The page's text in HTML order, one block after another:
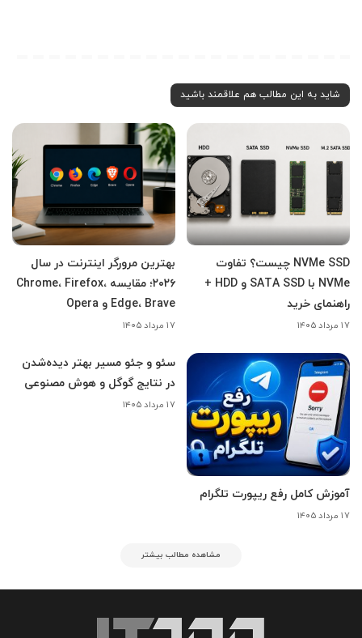
شاید به این مطالب هم علاقمند باشید
NVMe SSD چیست؟ تفاوت
NVMe با SATA SSD و HDD +
راهنمای خرید
۱۷ مرداد ۱۴۰۵
بهترین مرورگر اینترنت در سال
۲۰۲۶؛ مقایسه Chrome، Firefox،
Edge، Brave و Opera
۱۷ مرداد ۱۴۰۵
آموزش کامل رفع ریپورت تلگرام
۱۷ مرداد ۱۴۰۵
سئو و جئو مسیر بهتر دیده‌شدن
در نتایج گوگل و هوش مصنوعی
۱۷ مرداد ۱۴۰۵
مشاهده مطالب بیشتر